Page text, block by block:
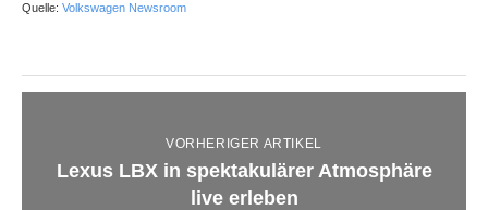
Quelle: Volkswagen Newsroom
VORHERIGER ARTIKEL
Lexus LBX in spektakulärer Atmosphäre
live erleben